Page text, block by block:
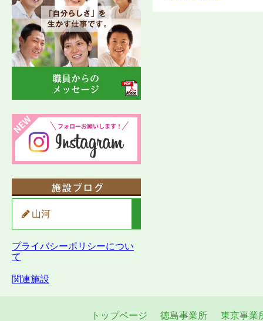
山河
プライバシーポリシーについ
て
関連施設
トップページ 徳島事業所 東京事業